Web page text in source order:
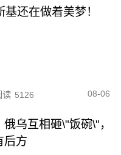
还在做着美梦！
读 5126 08-06
乌互相砸\"饭碗\"，
后方